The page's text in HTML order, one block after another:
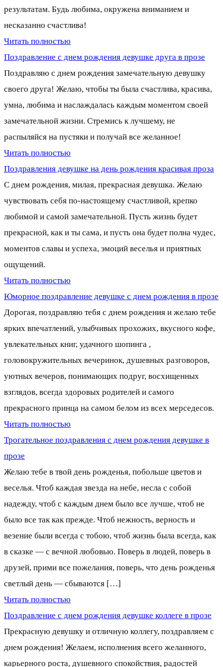
результатам. Будь любима, окружена вниманием и
несказанно счастлива!
Читать полностью
Поздравление с днем рождения девушке друга в прозе
Поздравляю с днем рождения замечательную девушку
своего друга! Желаю, чтобы ты была счастлива, красива,
умна, любима и наслаждалась каждым моментом своей
замечательной жизни. Стремись к лучшему, не
распыляйся на пустяки и получай все желанное!
Читать полностью
Поздравления девушке на день рождения красивая проза
С днем рождения, милая, прекрасная девушка. Желаю
чувствовать себя по-настоящему счастливой, крепко
любимой и самой замечательной. Пусть жизнь будет
прекрасной, как и ты сама, и пусть она будет полна чудес,
моментов славы и успеха, эмоций веселья и приятных
ощущений.
Читать полностью
Юморное поздравление девушке с днем рождения в прозе
Дорогая, поздравляю тебя с днем рождения и желаю тебе
ярких впечатлений, улыбчивых прохожих, вкусного кофе,
увлекательных книг, удачного шопинга ,
головокружительных вечеринок, душевных разговоров,
уютных вечеров, понимающих подруг, восхищенных
взглядов, всегда здоровых родителей и самого
прекрасного принца на самом белом из всех мерседесов.
Читать полностью
Трогательное поздравления с днем рождения девушке в
прозе
Желаю тебе в твой день рожденья, побольше цветов и
веселья. Чтоб каждая звезда на небе, несла с собой
надежду, чтоб с каждым днем было все лучше, чтоб не
было все так как прежде. Чтоб нежность, верность и
везение были всегда с тобою, чтоб жизнь была всегда, как
в сказке — с вечной любовью. Поверь в людей, поверь в
друзей, прими все пожелания, поверь, что день рожденья
светлый день — сбываются […]
Читать полностью
Поздравление с днем рождения девушке коллеге в прозе
Прекрасную девушку и отличную коллегу, поздравляем с
днем рождения! Желаем, исполнения всего желанного,
карьерного роста, душевного спокойствия, радостей